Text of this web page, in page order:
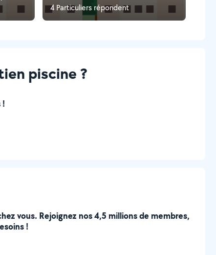
4 Particuliers répondent
piscine ?
!
vous. Rejoignez nos 4,5 millions de membres,
!